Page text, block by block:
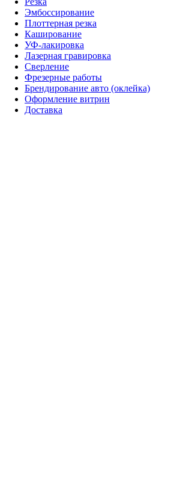
Эмбоссирование
Плоттерная резка
Каширование
УФ-лакировка
Лазерная гравировка
Сверление
Фрезерные работы
Брендирование авто (оклейка)
Оформление витрин
Доставка